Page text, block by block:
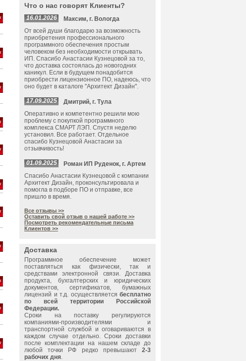
Что о нас говорят Клиенты?
16.01.2026
Максим, г. Вологда
От всей души благодарю за возможность
приобретения профессионального
программного обеспечения простым
человеком без необходимости открывать
ИП. Спасибо Анастасии Кузнецовой за то,
что доставка состоялась до новогодних
каникул. Если в будущем понадобится
приобрести лицензионное ПО, надеюсь, что
оно будет в каталоге "Архитект Дизайн".
17.09.2025
Дмитрий, г. Тула
Оперативно и компетентно решили мою
проблему с покупкой программного
комплекса СМАРТ ЛЭП. Спустя неделю
установил. Все работает. Отдельное
спасибо Кузнецовой Анастасии за
отзывчивость!
01.09.2025
Роман ИП Руденок, г. Артем
Спасибо Анастасии Кузнецовой с компании
Архитект Дизайн, проконсультировала и
помогла в подборе ПО и отправке, все
пришло в время.
Все отзывы >>
Оставить свой отзыв о нашей работе >>
Посмотреть рекомендательные письма
Клиентов >>
Доставка
Программное обеспечение может
поставляться как физически, так и
средствами электронной связи. Доставка
продукта, бухгалтерских и юридических
документов, сертификатов, бумажных
лицензий и т.д. осуществляется бесплатно
по всей территории Российской
Федерации.
Сроки на поставку регулируются
компаниями-производителями и
транспортной службой и оговариваются в
каждом случае отдельно. Сроки доставки
после комплектации на нашем складе до
любой точки РФ редко превышают 2-3
рабочих дня.